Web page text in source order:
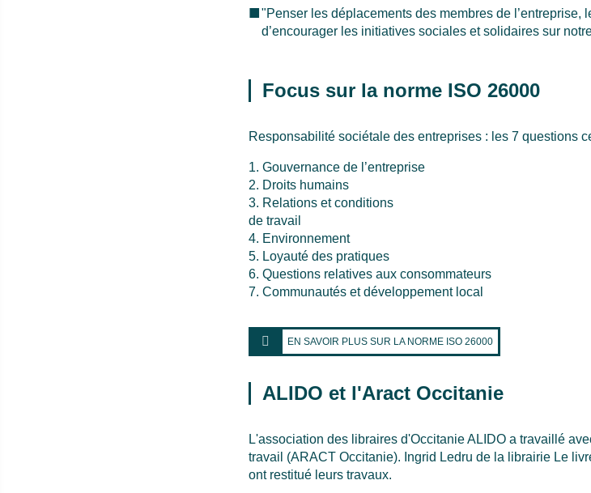
"Penser les déplacements des membres de l’entreprise,
d’encourager les initiatives sociales et solidaires sur
Focus sur la norme ISO 26000
Responsabilité sociétale des entreprises : les 7 questions
1. Gouvernance de l’entreprise
2. Droits humains
3. Relations et conditions
de travail
4. Environnement
5. Loyauté des pratiques
6. Questions relatives aux consommateurs
7. Communautés et développement local
EN SAVOIR PLUS SUR LA NORME ISO 26000
ALIDO et l'Aract Occitanie
L'association des libraires d'Occitanie ALIDO a travaillé
travail (ARACT Occitanie). Ingrid Ledru de la librairie Le
ont restitué leurs travaux.